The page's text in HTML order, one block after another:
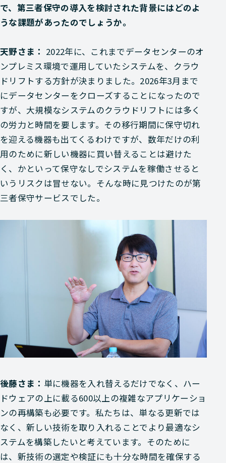
で、第三者保守の導入を検討された背景にはどのよ
うな課題があったのでしょうか。
天野さま： 2022年に、これまでデータセンターのオ
ンプレミス環境で運用していたシステムを、クラウ
ドリフトする方針が決まりました。2026年3月まで
にデータセンターをクローズすることになったので
すが、大規模なシステムのクラウドリフトには多く
の労力と時間を要します。その移行期間に保守切れ
を迎える機器も出てくるわけですが、数年だけの利
用のために新しい機器に買い替えることは避けた
く、かといって保守なしでシステムを稼働させると
いうリスクは冒せない。そんな時に見つけたのが第
三者保守サービスでした。
後藤さま： 単に機器を入れ替えるだけでなく、ハー
ドウェアの上に載る600以上の複雑なアプリケーショ
ンの再構築も必要です。私たちは、単なる更新では
なく、新しい技術を取り入れることでより最適なシ
ステムを構築したいと考えています。そのために
は、新技術の選定や検証にも十分な時間を確保する